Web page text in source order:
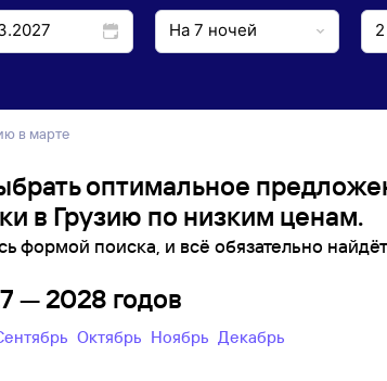
в марте
оптимальное
в Грузию по низким ценам.
формой поиска, и всё обязательно
— 2028 годов
Сентябрь Октябрь Ноябрь Декабрь